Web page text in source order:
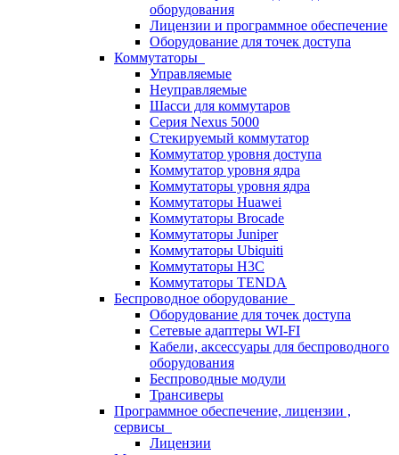
оборудования
Лицензии и программное обеспечение
Оборудование для точек доступа
Коммутаторы
Управляемые
Неуправляемые
Шасси для коммутаров
Серия Nexus 5000
Стекируемый коммутатор
Коммутатор уровня доступа
Коммутатор уровня ядра
Коммутаторы уровня ядра
Коммутаторы Huawei
Коммутаторы Brocade
Коммутаторы Juniper
Коммутаторы Ubiquiti
Коммутаторы H3C
Коммутаторы TENDA
Беспроводное оборудование
Оборудование для точек доступа
Сетевые адаптеры WI-FI
Кабели, аксессуары для беспроводного
оборудования
Беспроводные модули
Трансиверы
Программное обеспечение, лицензии ,
сервисы
Лицензии